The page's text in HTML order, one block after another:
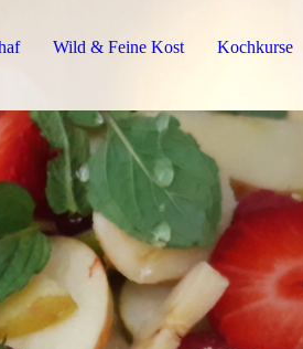
Wild & Feine Kost Kochkurse